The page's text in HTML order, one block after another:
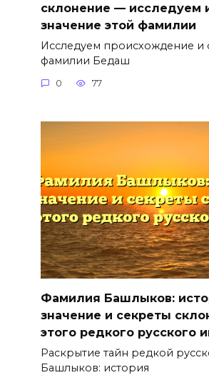
склонение — исследуем
значение этой фамилии
Исследуем происхождение и
фамилии Бедаш
0 77
Фамилия Башлыков:
значение и секреты
этого редкого русского
Раскрытие тайн редкой
Башлыков: история